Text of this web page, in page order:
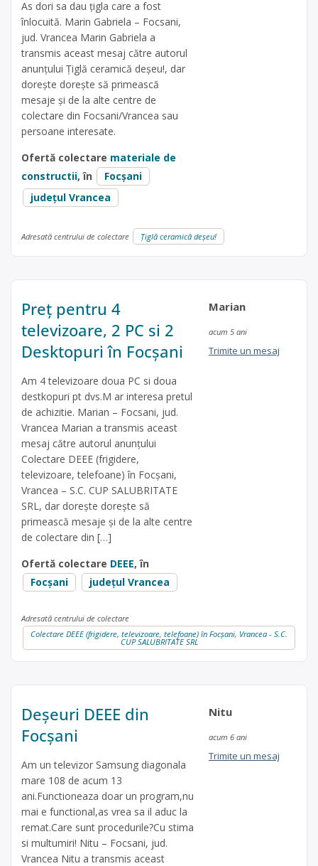
As dori sa dau țigla care a fost
înlocuită. Marin Gabriela – Focsani,
jud. Vrancea Marin Gabriela a
transmis aceast mesaj către autorul
anunțului Țiglă ceramică deșeu!, dar
dorește dorește să primească
mesaje și de la alte centre de
colectare din Focsani/Vrancea sau
persoane interesate.
Ofertă colectare materiale de
constructii, în
Focșani
județul Vrancea
Adresată centrului de colectare Țiglă ceramică deșeu!
Preț pentru 4
televizoare, 2 PC si 2
Desktopuri în Focșani
Am 4 televizoare doua PC si doua
destkopuri pt dvs.M ar interesa pretul
de achizitie. Marian – Focsani, jud.
Vrancea Marian a transmis aceast
mesaj către autorul anunțului
Colectare DEEE (frigidere,
televizoare, telefoane) în Focșani,
Vrancea – S.C. CUP SALUBRITATE
SRL, dar dorește dorește să
primească mesaje și de la alte centre
de colectare din […]
Ofertă colectare DEEE, în
Focșani
județul Vrancea
Marian
acum 5 ani
Trimite un mesaj
Adresată centrului de colectare
Colectare DEEE (frigidere, televizoare, telefoane) în Focșani, Vrancea - S.C.
CUP SALUBRITATE SRL
Deșeuri DEEE din
Focșani
Am un televizor Samsung diagonala
mare 108 de acum 13
ani.Functioneaza doar un program,nu
mai e functional,as vrea sa il aduc la
remat.Care sunt procedurile?Cu stima
si multumiri! Nitu – Focsani, jud.
Vrancea Nitu a transmis aceast
Nitu
acum 6 ani
Trimite un mesaj